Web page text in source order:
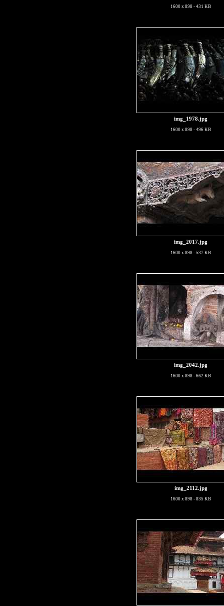
1600 x 898 - 431 KB
img_1978.jpg
1600 x 898 - 496 KB
img_2017.jpg
1600 x 898 - 537 KB
img_2042.jpg
1600 x 898 - 662 KB
img_2112.jpg
1600 x 898 - 835 KB